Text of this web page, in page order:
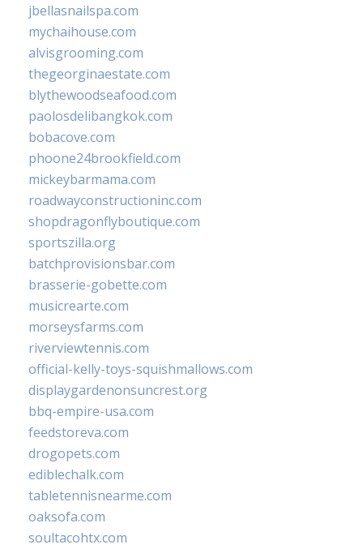
jbellasnailspa.com
mychaihouse.com
alvisgrooming.com
thegeorginaestate.com
blythewoodseafood.com
paolosdelibangkok.com
bobacove.com
phoone24brookfield.com
mickeybarmama.com
roadwayconstructioninc.com
shopdragonflyboutique.com
sportszilla.org
batchprovisionsbar.com
brasserie-gobette.com
musicrearte.com
morseysfarms.com
riverviewtennis.com
official-kelly-toys-squishmallows.com
displaygardenonsuncrest.org
bbq-empire-usa.com
feedstoreva.com
drogopets.com
ediblechalk.com
tabletennisnearme.com
oaksofa.com
soultacohtx.com